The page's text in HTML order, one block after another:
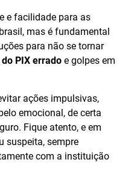
e facilidade para as
mas é fundamental
para não se tornar
PIX errado e golpes em
ações impulsivas,
emocional, de certa
Fique atento, e em
suspeita, sempre
com a instituição